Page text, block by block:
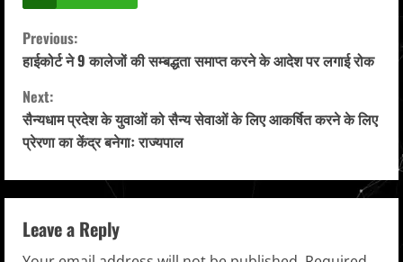
C
o
n
t
i
n
Previous:
हाईकोर्ट ने 9 कालेजों की सम्बद्धता समाप्त करने के आदेश पर लगाई रोक
Next:
सैन्यधाम प्रदेश के युवाओं को सैन्य सेवाओं के लिए आकर्षित करने के लिए
प्रेरणा का केंद्र बनेगाः राज्यपाल
Leave a Reply